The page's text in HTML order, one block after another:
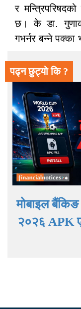
र
छ। के डा.
गभर्नर बन्ने
पढ्न छुट्यो कि ?
मोबाइल बैंकिङ
२०२६ APK